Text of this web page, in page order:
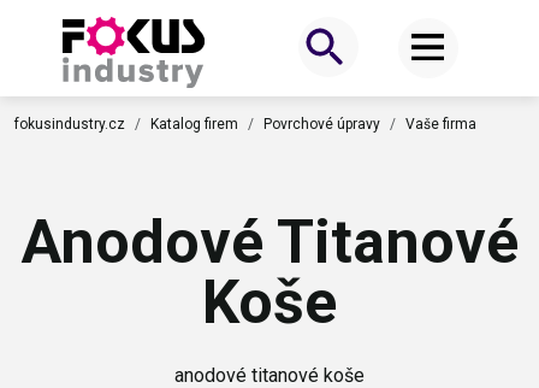
fokusindustry.cz Katalog firem Povrchové úpravy Vaše firma
Anodové Titanové
Koše
anodové titanové koše